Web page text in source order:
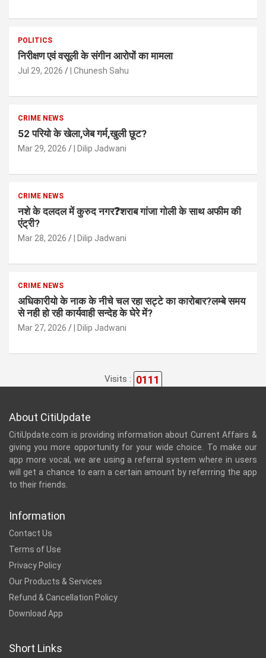
POLITICS
निरीक्षण एवं वसूली के संगीन आरोपों का मामला
Jul 29, 2026 | Chunesh Sahu
CRIME NEWS
52 परियो के खेला,जेब गर्म,खुली छूट?
Mar 29, 2026 | Dilip Jadwani
CRIME NEWS
नशे के दलदल में कुरुद नगर❓शराब गांजा गोली के साथ अफीम की
एंट्री?
Mar 28, 2026 | Dilip Jadwani
CRIME NEWS
अधिकारीयो के नाक के नीचे चल रहा सट्टे का कारोबार?लम्बे समय
से नही हो रही कार्यवाही सन्देह के घेरे में?
Mar 27, 2026 | Dilip Jadwani
Visits : 0111
About CitiUpdate
CitiUpdate.com is providing information about Current Affairs &
giving you more opportunity for your wide choice. To make our
app more vocal, we are using a referral system where in users
will get a chance to earn a certain amount by referrring the app
to their friends.
Information
Contact Us
Terms of Use
Privacy Policy
Our Products & Services
Refund & Cancellation Policy
Download App
Short Links